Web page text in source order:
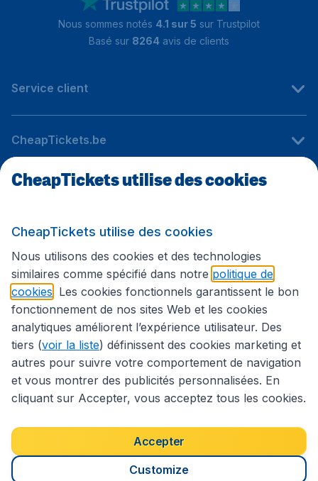
Nous sommes notés 4.1 sur 5 sur Trustpilot
Basé sur 8264 avis de clients
Service client
CheapTickets.be
Sites internationaux
Suivez CheapTickets.be
Déclaration d’accessibilité
Conditions générales
Déclaration de confidentialité
Droits d’auteur © 2026
CheapTickets utilise des cookies
CheapTickets utilise des cookies
Nous utilisons des cookies et des technologies
similaires comme spécifié dans notre politique de
cookies . Les cookies fonctionnels garantissent le bon
fonctionnement de nos sites Web et les cookies
analytiques améliorent l’expérience utilisateur. Des
tiers (voir la liste) définissent des cookies marketing et
autres pour suivre votre comportement de navigation
et vous montrer des publicités personnalisées. En
cliquant sur Accepter, vous acceptez tous les cookies.
Accepter
Customize